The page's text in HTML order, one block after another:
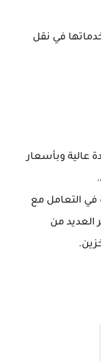
في نقل
عالية وبأسعار
في التعامل مع
العديد من